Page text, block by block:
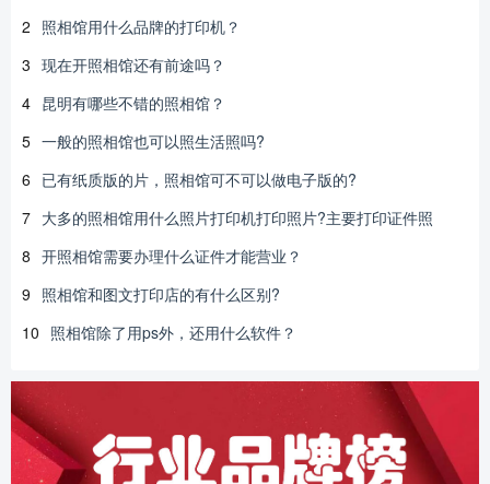
2 照相馆用什么品牌的打印机？
3 现在开照相馆还有前途吗？
4 昆明有哪些不错的照相馆？
5 一般的照相馆也可以照生活照吗?
6 已有纸质版的片，照相馆可不可以做电子版的?
7 大多的照相馆用什么照片打印机打印照片?主要打印证件照
8 开照相馆需要办理什么证件才能营业？
9 照相馆和图文打印店的有什么区别?
10 照相馆除了用ps外，还用什么软件？